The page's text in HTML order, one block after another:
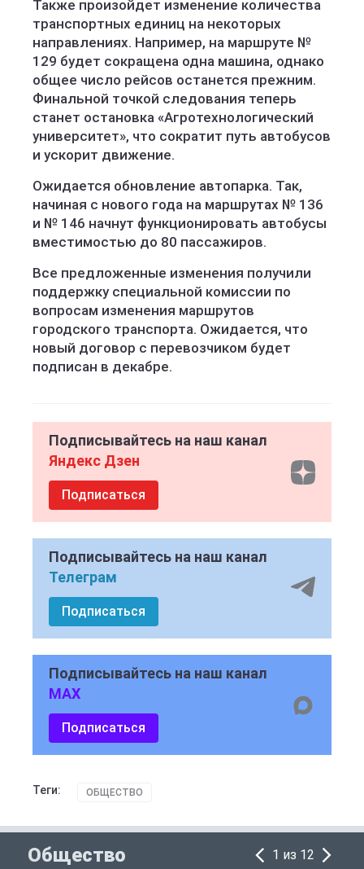
Также произойдет изменение количества
транспортных единиц на некоторых
направлениях. Например, на маршруте №
129 будет сокращена одна машина, однако
общее число рейсов останется прежним.
Финальной точкой следования теперь
станет остановка «Агротехнологический
университет», что сократит путь автобусов
и ускорит движение.
Ожидается обновление автопарка. Так,
начиная с нового года на маршрутах № 136
и № 146 начнут функционировать автобусы
вместимостью до 80 пассажиров.
Все предложенные изменения получили
поддержку специальной комиссии по
вопросам изменения маршрутов
городского транспорта. Ожидается, что
новый договор с перевозчиком будет
подписан в декабре.
Подписывайтесь на наш канал
Яндекс Дзен
Подписаться
Подписывайтесь на наш канал
Телеграм
Подписаться
Подписывайтесь на наш канал
MAX
Подписаться
Теги: ОБЩЕСТВО
Общество 1 из 12